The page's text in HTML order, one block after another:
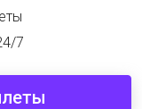
7